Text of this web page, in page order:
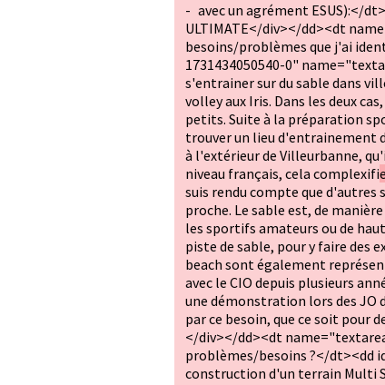
- avec un agrément ESUS):</
ULTIMATE</div></dd><dt
besoins/problèmes que j'ai
1731434050540-0"
s'entrainer sur du sable dans
volley aux Iris. Dans les deux
petits. Suite à la préparation
trouver un lieu d'entrainement
à l'extérieur de Villeurbanne,
niveau français, cela complexifie
suis rendu compte que
proche. Le sable est, de
les sportifs amateurs ou de
piste de sable, pour y faire des
beach sont également
avec le CIO depuis plusieurs
une démonstration lors des JO
par ce besoin, que ce soit pour
</div></dd><dt
problèmes/besoins ?</dt><dd
construction d'un terrain Multi